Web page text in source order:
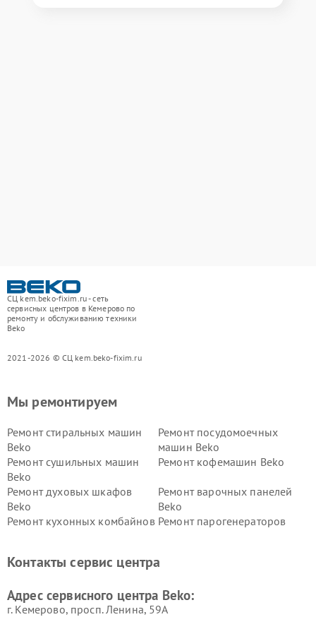
СЦ kem.beko-fixim.ru - сеть
сервисных центров в Кемерово по
ремонту и обслуживанию техники
Beko
2021-2026 © СЦ kem.beko-fixim.ru
Мы ремонтируем
Ремонт стиральных машин
Beko
Ремонт посудомоечных
машин Beko
Ремонт сушильных машин
Beko
Ремонт кофемашин Beko
Ремонт духовых шкафов
Beko
Ремонт варочных панелей
Beko
Ремонт кухонных комбайнов Ремонт парогенераторов
Ремонт холодильников Beko Ремонт морозильных камер
Контакты сервис центра
Адрес сервисного центра Beko:
г. Кемерово, просп. Ленина, 59А